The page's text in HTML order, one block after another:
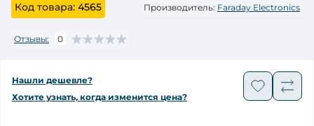
Код товара: 4565 Производитель: Faraday Electronics
Отзывы: 0
Нашли дешевле?
Хотите узнать, когда изменится цена?